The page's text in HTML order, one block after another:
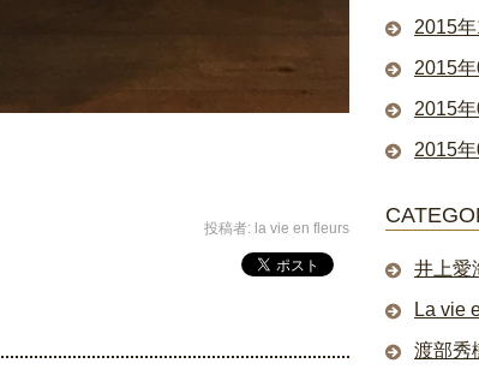
投稿者: la vie en fleurs
2015年
2015年
2015年
2015年
井上愛
La vie
渡部秀